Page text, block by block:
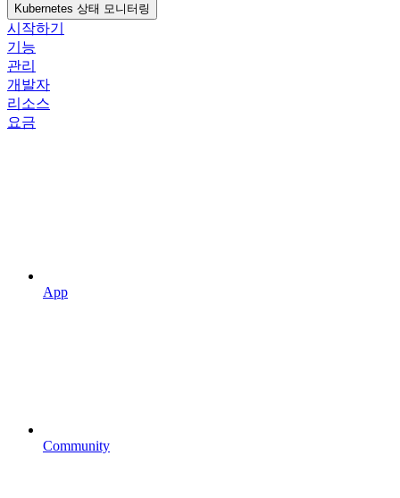
Kubernetes 상태 모니터링
시작하기
기능
관리
개발자
리소스
요금
App
Community